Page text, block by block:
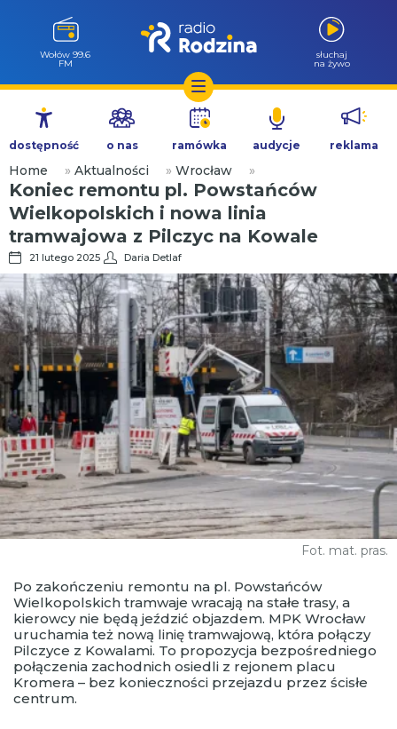
Przejdź
treści
Wołów 99.6
FM
słuchaj
na żywo
dostępność o nas ramówka audycje reklama
Home » Aktualności » Wrocław »
Koniec remontu pl. Powstańców
Wielkopolskich i nowa linia
tramwajowa z Pilczyc na Kowale
21 lutego 2025 Daria Detlaf
Fot. mat. pras.
Po zakończeniu remontu na pl. Powstańców
Wielkopolskich tramwaje wracają na stałe trasy, a
kierowcy nie będą jeździć objazdem. MPK Wrocław
uruchamia też nową linię tramwajową, która połączy
Pilczyce z Kowalami. To propozycja bezpośredniego
połączenia zachodnich osiedli z rejonem placu
Kromera – bez konieczności przejazdu przez ścisłe
centrum.